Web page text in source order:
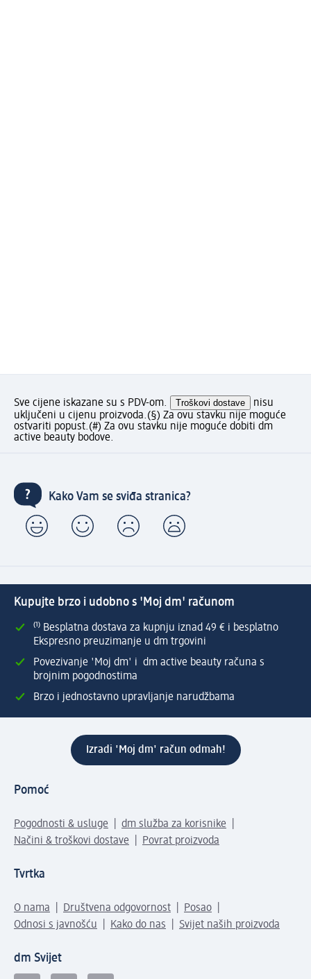
Sve cijene iskazane su s PDV-om. Troškovi dostave
nisu
uključeni u cijenu proizvoda.(§) Za ovu stavku nije moguće
ostvariti popust.(#) Za ovu stavku nije moguće dobiti dm
active beauty bodove.
Kako Vam se sviđa stranica?
Kupujte brzo i udobno s 'Moj dm' računom
⁽¹⁾ Besplatna dostava za kupnju iznad 49 € i besplatno
Ekspresno preuzimanje u dm trgovini
Povezivanje 'Moj dm' i dm active beauty računa s
brojnim pogodnostima
Brzo i jednostavno upravljanje narudžbama
Izradi 'Moj dm' račun odmah!
Pomoć
Pogodnosti & usluge
dm služba za korisnike
Načini & troškovi dostave
Povrat proizvoda
Tvrtka
O nama Društvena odgovornost
Posao
Odnosi s javnošću
Kako do nas Svijet naših proizvoda
dm Svijet